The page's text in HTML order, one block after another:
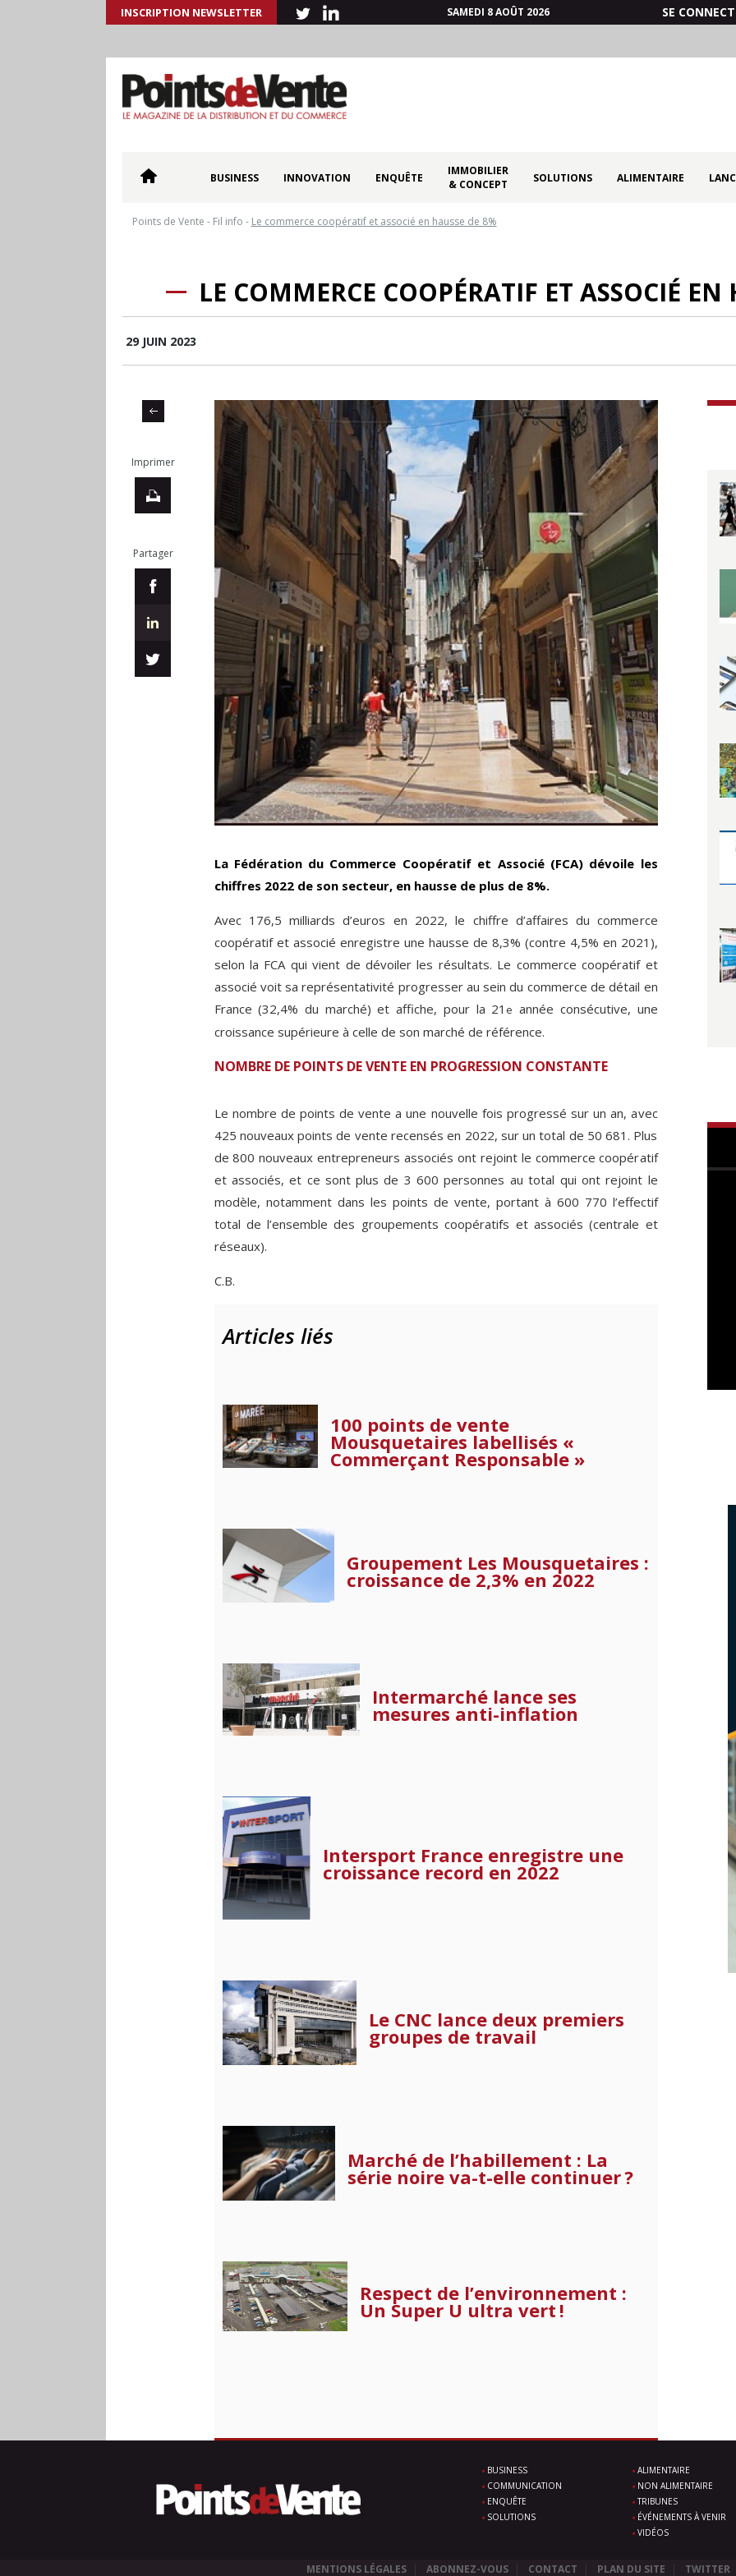
INSCRIPTION NEWSLETTER SAMEDI 8 AOÛT 2026 SE
BUSINESS INNOVATION ENQUÊTE
IMMOBILIER
& CONCEPT
SOLUTIONS ALIMENTAIRE
Points de Vente - Fil info - Le commerce coopératif et associé en hausse de 8%
LE COMMERCE COOPÉRATIF ET ASSOCIÉ EN
29 JUIN 2023
Imprimer
Partager
La Fédération du Commerce Coopératif et Associé (FCA) dévoile les
chiffres 2022 de son secteur, en hausse de plus de 8%.
Avec 176,5 milliards d’euros en 2022, le chiffre d’affaires du commerce
coopératif et associé enregistre une hausse de 8,3% (contre 4,5% en 2021),
selon la FCA qui vient de dévoiler les résultats. Le commerce coopératif et
associé voit sa représentativité progresser au sein du commerce de détail en
France (32,4% du marché) et affiche, pour la 21 e année consécutive, une
croissance supérieure à celle de son marché de référence.
NOMBRE DE POINTS DE VENTE EN PROGRESSION CONSTANTE
Le nombre de points de vente a une nouvelle fois progressé sur un an, avec
425 nouveaux points de vente recensés en 2022, sur un total de 50 681. Plus
de 800 nouveaux entrepreneurs associés ont rejoint le commerce coopératif
et associés, et ce sont plus de 3 600 personnes au total qui ont rejoint le
modèle, notamment dans les points de vente, portant à 600 770 l’effectif
total de l’ensemble des groupements coopératifs et associés (centrale et
réseaux).
C.B.
Articles liés
100 points de vente
Mousquetaires labellisés «
Commerçant Responsable »
Groupement Les Mousquetaires :
croissance de 2,3% en 2022
Intermarché lance ses
mesures anti-inflation
Intersport France enregistre une
croissance record en 2022
Le CNC lance deux premiers
groupes de travail
Marché de l’habillement : La
série noire va-t-elle continuer ?
Respect de l’environnement :
Un Super U ultra vert !
BUSINESS
COMMUNICATION
ENQUÊTE
SOLUTIONS
ALIMENTAIRE
NON ALIMENTAIRE
TRIBUNES
ÉVÉNEMENTS À VENIR
VIDÉOS
MENTIONS LÉGALES ABONNEZ-VOUS CONTACT PLAN DU SITE TWITTER